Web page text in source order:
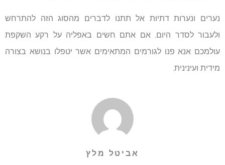
נערים ונערות דתיות אל תתנו לדברים מהסוג הזה להתרחש
ולעבור לסדר היום. אם אתם חשים באפליה על רקע השקפת
עולמכם אנא פנו לגורמים המתאימים אשר יטפלו בנושא בצורה
מידית ועינינית.
אביטל מלץ